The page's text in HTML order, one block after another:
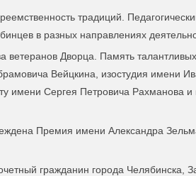
традиций.
в разных направлениях
Дворца. Память
Вейцкина, изостудия имени
Сергея Петровича Рахманова и
Премия имени Александра
гражданин города Челябинска,